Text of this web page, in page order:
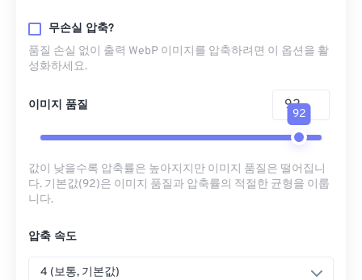
무손실 압축?
품질 손실 없이 출력 WebP 이미지를 압축하려면 이 옵션을 활
성화하세요.
이미지 품질
92
값이 낮을수록 압축률은 높아지지만 이미지 품질은 떨어집니
다. 기본값(92)은 이미지 품질과 압축률의 적절한 균형을 이룹
니다.
압축 속도
4 (보통, 기본값)